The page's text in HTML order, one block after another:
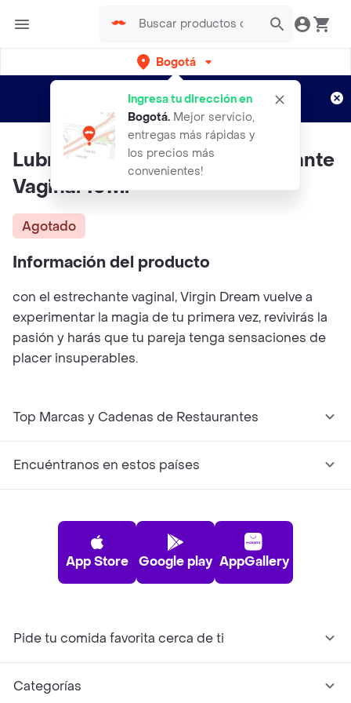
Bogotá
Ingresa tu dirección en
Bogotá. Mejor servicio,
entregas más rápidas y
los precios más
convenientes!
envíos gratis por semanas
Aplican TyC
Lubricante Sen Intimo Estrechante
Vaginal 10Ml
Agotado
Información del producto
con el estrechante vaginal, Virgin Dream vuelve a
experimentar la magia de tu primera vez, revivirás la
pasión y harás que tu pareja tenga sensaciones de
placer insuperables.
Top Marcas y Cadenas de Restaurantes
Encuéntranos en estos países
App Store Google play AppGallery
Pide tu comida favorita cerca de ti
Categorías